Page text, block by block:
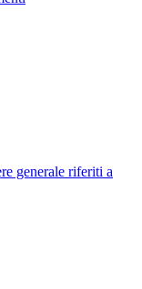
generale riferiti a